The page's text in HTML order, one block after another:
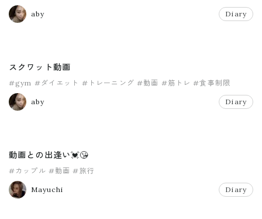
#メイク動画
aby
Diary
スクワット動画
#gym #ダイエット #トレーニング #動画 #筋トレ #食事制限
aby Diary
動画との出逢い💓😘
#カップル #動画 #旅行
Mayuchi Diary